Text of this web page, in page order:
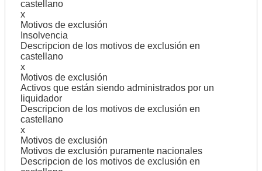
castellano
x
Motivos de exclusión
Insolvencia
Descripcion de los motivos de exclusión en
castellano
x
Motivos de exclusión
Activos que están siendo administrados por un
liquidador
Descripcion de los motivos de exclusión en
castellano
x
Motivos de exclusión
Motivos de exclusión puramente nacionales
Descripcion de los motivos de exclusión en